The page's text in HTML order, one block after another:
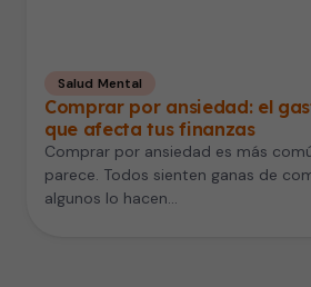
Salud Mental
Comprar por ansiedad: el
que afecta tus finanzas
Comprar por ansiedad es más
parece. Todos sienten ganas de
algunos lo hacen…